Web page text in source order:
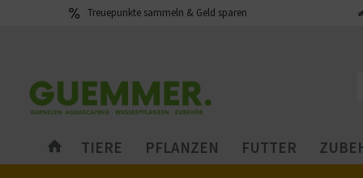
Treuepunkte sammeln & Geld sparen
TIERE PFLANZEN FUTTER